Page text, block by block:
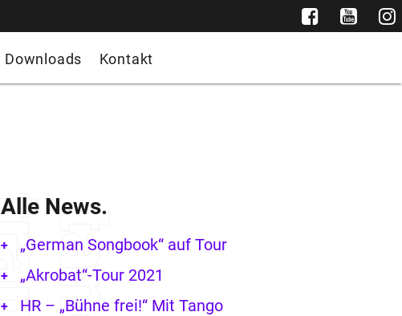
Downloads Kontakt
Alle News.
„German Songbook“ auf Tour
„Akrobat“-Tour 2021
HR – „Bühne frei!“ Mit Tango